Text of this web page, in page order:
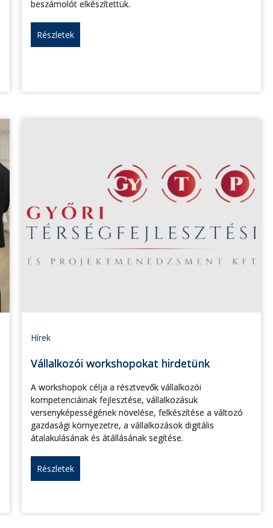
beszámolót elkészítettük.
Részletek
Hírek
Vállalkozói workshopokat hirdetünk
A workshopok célja a résztvevők vállalkozói
kompetenciáinak fejlesztése, vállalkozásuk
versenyképességének növelése, felkészítése a változó
gazdasági környezetre, a vállalkozások digitális
átalakulásának és átállásának segítése.
Részletek